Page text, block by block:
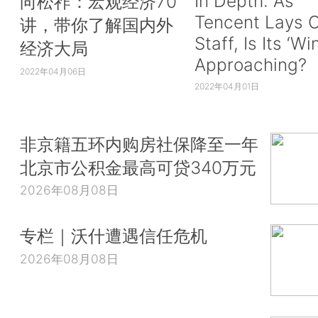
讲，带你了解国内外
经济大局
2022年04月06日
Tencent Lays
Staff, Is Its
Approaching?
2022年04月01日
非京籍五环内购房社保降至一年
北京市公积金最高可贷340万元
2026年08月08日
专栏｜沃什遭遇信任危机
2026年08月08日